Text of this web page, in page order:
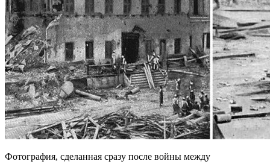
Фотография, сделанная сразу после войны между